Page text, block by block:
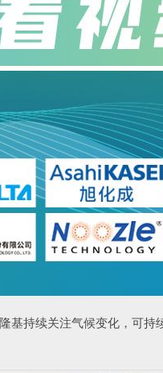
隆基持续关注气候变化， 可持